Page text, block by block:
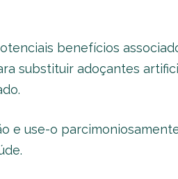
benefícios
substituir adoçantes
e use-o